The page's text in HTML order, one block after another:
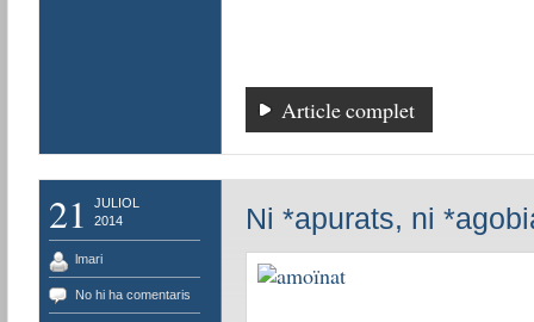
Article complet
21
JULIOL
2014
lmari
No hi ha comentaris
Ni *apurats, ni